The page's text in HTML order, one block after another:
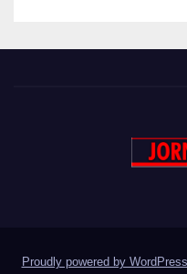
Proudly powered by WordPress